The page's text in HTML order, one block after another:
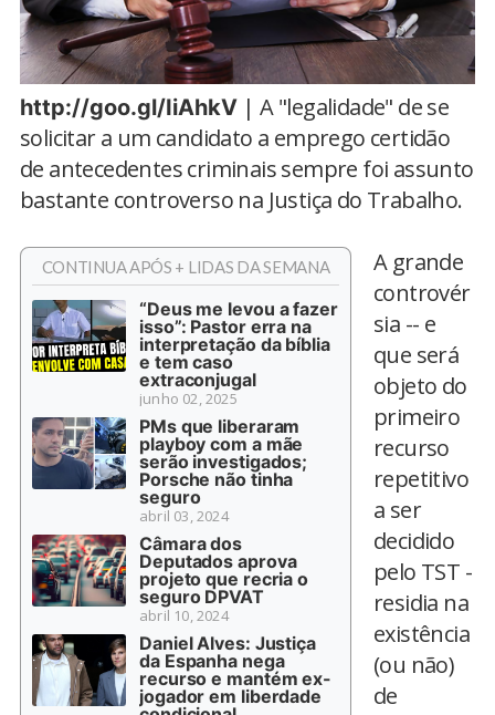
http://goo.gl/IiAhkV | A "legalidade" de se
solicitar a um candidato a emprego certidão
de antecedentes criminais sempre foi assunto
bastante controverso na Justiça do Trabalho.
CONTINUA APÓS + LIDAS DA SEMANA
“Deus me levou a fazer
isso”: Pastor erra na
interpretação da bíblia
e tem caso
extraconjugal
junho 02, 2025
PMs que liberaram
playboy com a mãe
serão investigados;
Porsche não tinha
seguro
abril 03, 2024
Câmara dos
Deputados aprova
projeto que recria o
seguro DPVAT
abril 10, 2024
Daniel Alves: Justiça
da Espanha nega
recurso e mantém ex-
jogador em liberdade
A grande
controvér
sia -- e
que será
objeto do
primeiro
recurso
repetitivo
a ser
decidido
pelo TST -
residia na
existência
(ou não)
de